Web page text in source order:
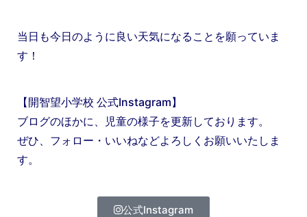
当日も今日のように良い天気になることを願っていま
す！
【開智望小学校 公式Instagram】
ブログのほかに、児童の様子を更新しております。
ぜひ、フォロー・いいねなどよろしくお願いいたしま
す。
公式Instagram